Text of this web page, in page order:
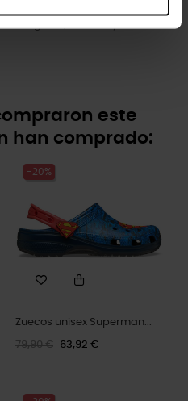
este
han comprado:
-20%
Zuecos unisex Superman...
79,90 € 63,92 €